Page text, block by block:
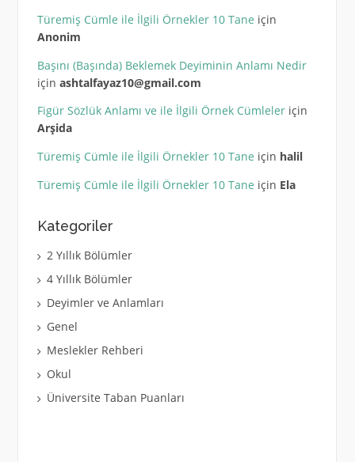
Türemiş Cümle ile İlgili Örnekler 10 Tane için
Anonim
Başını (Başında) Beklemek Deyiminin Anlamı Nedir
için ashtalfayaz10@gmail.com
Figür Sözlük Anlamı ve ile İlgili Örnek Cümleleriçin
Arşida
Türemiş Cümle ile İlgili Örnekler 10 Tane için halil
Türemiş Cümle ile İlgili Örnekler 10 Tane için Ela
Kategoriler
2 Yıllık Bölümler
4 Yıllık Bölümler
Deyimler ve Anlamları
Genel
Meslekler Rehberi
Okul
Üniversite Taban Puanları